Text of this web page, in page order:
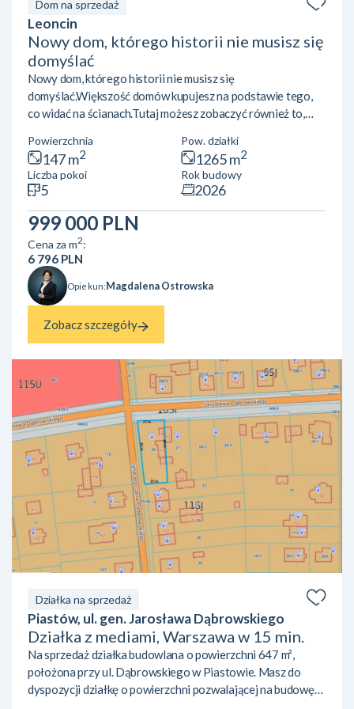
Dom na sprzedaż
Leoncin
Nowy dom, którego historii nie musisz się
domyślać
Nowy dom, którego historii nie musisz się
domyślać.Większość domów kupujesz na podstawie tego,
co widać na ścianach.Tutaj możesz zobaczyć również to,
pozostaje pełna dokumentacja zdjęciowa z budowy,
pokazująca kolejne etapy wykonania fundamentów, izolacji,
instalacji, ogrzewania podłogowego oraz konstrukcji
dachu. Dzięki temu dokładnie wiesz, co kupujesz. Ten
nowoczesny dom jednorodzinny został wybudowany w
latach 2024-2026 i nigdy nie był...
Powierzchnia
147 m2
Pow. działki
1265 m2
Liczba pokoi
5
Rok budowy
2026
999 000 PLN
Cena za m2:
6 796 PLN
Opiekun:Magdalena Ostrowska
Zobacz szczegóły
Działka na sprzedaż
Piastów, ul. gen. Jarosława Dąbrowskiego
Działka z mediami, Warszawa w 15 min.
Na sprzedaż działka budowlana o powierzchni 647 m²,
położona przy ul. Dąbrowskiego w Piastowie. Masz do
dyspozycji działkę o powierzchni pozwalającej na budowę